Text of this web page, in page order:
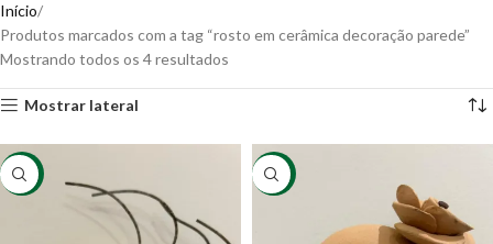
Início
Produtos marcados com a tag “rosto em cerâmica decoração parede”
Mostrando todos os 4 resultados
Mostrar lateral
-20% -13%